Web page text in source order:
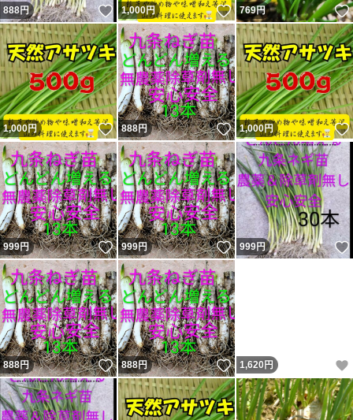
888円 いいね！
1,000円 いいね！
769円
1,000円 いいね！
888円 いいね！
1,000円
999円 いいね！
999円 いいね！
999円
888円 いいね！
888円 いいね！
1,620 円